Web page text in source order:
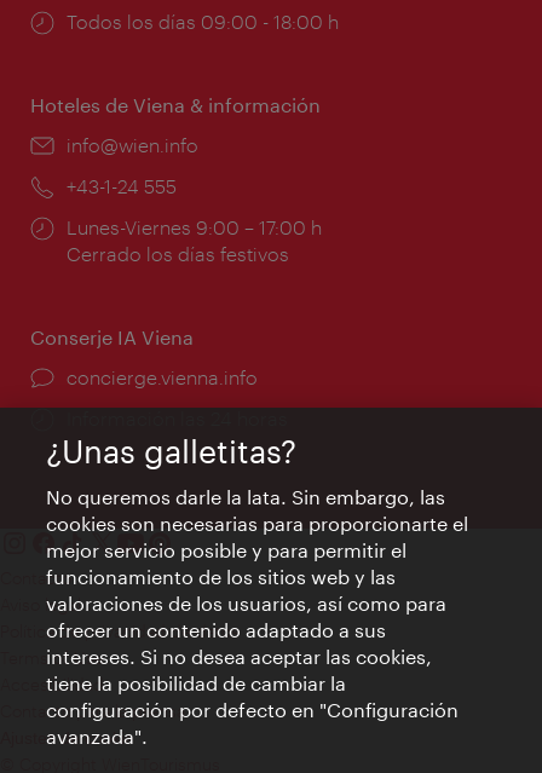
Horarios
Todos los días 09:00 - 18:00 h
Hoteles de Viena & información
e-
info@wien.info
Teléfono:
+43-1-24 555
Horarios
de
Lunes-Viernes 9:00 – 17:00 h
Cerrado los días festivos
Conserje IA Viena
concierge.vienna.info
Contacto
Aviso legal
Política de privacidad de datos
Terms of Use
Accesibilidad
Contacto para la prensa
Ajustes de cookie
¿Unas galletitas?
No queremos darle la lata. Sin embargo, las
cookies son necesarias para proporcionarte el
mejor servicio posible y para permitir el
funcionamiento de los sitios web y las
valoraciones de los usuarios, así como para
ofrecer un contenido adaptado a sus
intereses. Si no desea aceptar las cookies,
tiene la posibilidad de cambiar la
configuración por defecto en "Configuración
avanzada".